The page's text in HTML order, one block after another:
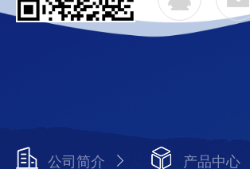
公司简介 产品中心